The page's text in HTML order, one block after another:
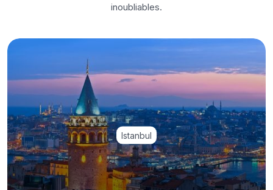
inoubliables.
Istanbul